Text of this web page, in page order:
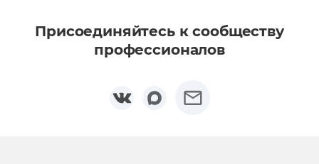
Присоединяйтесь к сообществу
профессионалов